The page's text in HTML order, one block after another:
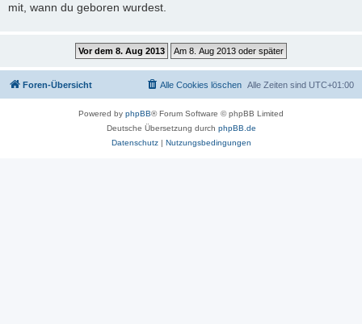
mit, wann du geboren wurdest.
Foren-Übersicht Alle Zeiten sind UTC+01:00
Alle Cookies löschen
Powered by phpBB® Forum Software © phpBB Limited
Deutsche Übersetzung durch phpBB.de
Datenschutz| Nutzungsbedingungen